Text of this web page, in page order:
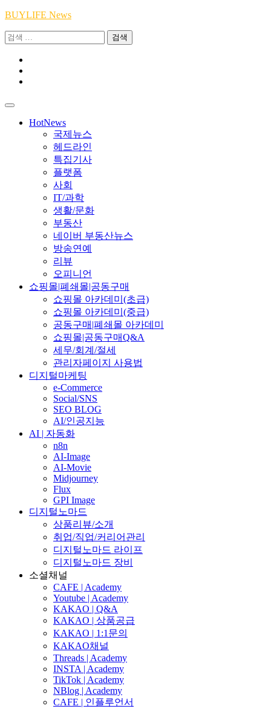
Skip
content
BUYLIFE News
검
HotNews
국제뉴스
헤드라인
특집기사
플랫폼
사회
IT/과학
생활/문화
부동산
네이버 부동산뉴스
방송연예
리뷰
오피니언
쇼핑몰|폐쇄몰|공동구매
쇼핑몰 아카데미(초급)
쇼핑몰 아카데미(중급)
공동구매|폐쇄몰 아카데미
쇼핑몰|공동구매Q&A
세무/회계/절세
관리자페이지 사용법
디지털마케팅
e-Commerce
Social/SNS
SEO BLOG
AI/인공지능
AI | 자동화
n8n
AI-Image
AI-Movie
Midjourney
Flux
GPI Image
디지털노마드
상품리뷰/소개
취업/직업/커리어관리
디지털노마드 라이프
디지털노마드 장비
소셜채널
CAFE | Academy
Youtube | Academy
KAKAO | Q&A
KAKAO | 상품공급
KAKAO | 1:1문의
KAKAO채널
Threads | Academy
INSTA | Academy
TikTok | Academy
NBlog | Academy
CAFE | 인플루언서